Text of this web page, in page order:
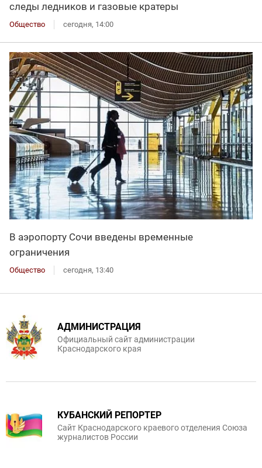
следы ледников и газовые кратеры
Общество сегодня, 14:00
В аэропорту Сочи введены временные
ограничения
Общество сегодня, 13:40
АДМИНИСТРАЦИЯ
Официальный сайт администрации
Краснодарского края
КУБАНСКИЙ РЕПОРТЕР
Сайт Краснодарского краевого отделения Союза
журналистов России